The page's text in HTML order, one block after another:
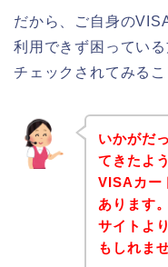
だから、ご自身の
利用できず困ってい
チェックされてみる
いかがだ
てきたよ
VISAカー
あります
サイトよ
もしれま